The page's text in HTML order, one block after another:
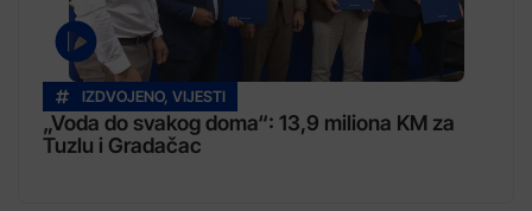
IZDVOJENO, VIJESTI
„Voda do svakog doma“: 13,9 miliona KM za
Tuzlu i Gradačac